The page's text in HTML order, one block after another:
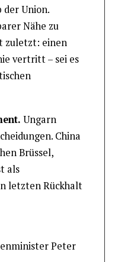
Union.
Nähe zu
zuletzt: einen
vertritt – sei es
Ungarn
China
Brüssel,
als
letzten Rückhalt
Peter